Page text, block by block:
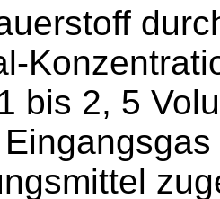
bis 2, 5